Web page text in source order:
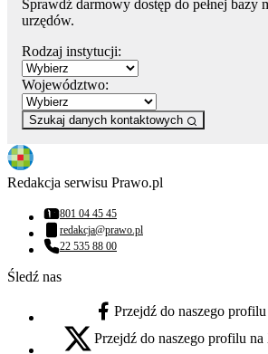
Sprawdź darmowy dostęp do pełnej bazy
urzędów.
Rodzaj instytucji:
Województwo:
Szukaj danych kontaktowych
Redakcja serwisu Prawo.pl
Numer telefonu:
801 04 45 45
Adres email:
redakcja@prawo.pl
Numer telefonu:
22 535 88 00
Śledź nas
facebook - otwiera się w nowej karcie
Przejdź do naszego
x - otwiera się w nowej karcie
Przejdź do naszego profilu